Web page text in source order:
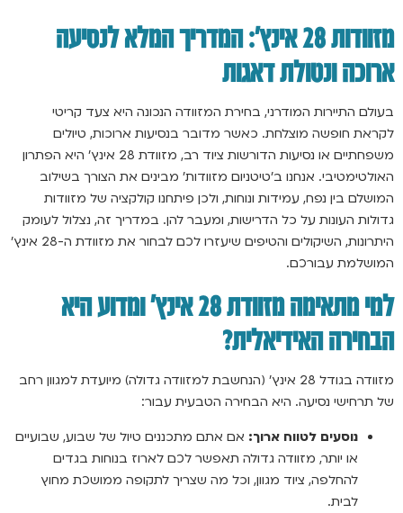
מזוודות 28 אינץ’: המדריך המלא לנסיעה
ארוכה ונטולת דאגות
בעולם התיירות המודרני, בחירת המזוודה הנכונה היא צעד קריטי
לקראת חופשה מוצלחת. כאשר מדובר בנסיעות ארוכות, טיולים
משפחתיים או נסיעות הדורשות ציוד רב, מזוודת 28 אינץ’ היא הפתרון
האולטימטיבי. אנחנו ב’טיטניום מזוודות’ מבינים את הצורך בשילוב
המושלם בין נפח, עמידות ונוחות, ולכן פיתחנו קולקציה של מזוודות
גדולות העונות על כל הדרישות, ומעבר להן. במדריך זה, נצלול לעומק
היתרונות, השיקולים והטיפים שיעזרו לכם לבחור את מזוודת ה-28 אינץ’
המושלמת עבורכם.
למי מתאימה מזוודת 28 אינץ’ ומדוע היא
הבחירה האידיאלית?
מזוודה בגודל 28 אינץ’ (הנחשבת למזוודה גדולה) מיועדת למגוון רחב
של תרחישי נסיעה. היא הבחירה הטבעית עבור:
נוסעים לטווח ארוך: אם אתם מתכננים טיול של שבוע, שבועיים
או יותר, מזוודה גדולה תאפשר לכם לארוז בנוחות בגדים
להחלפה, ציוד מגוון, וכל מה שצריך לתקופה ממושכת מחוץ
לבית.